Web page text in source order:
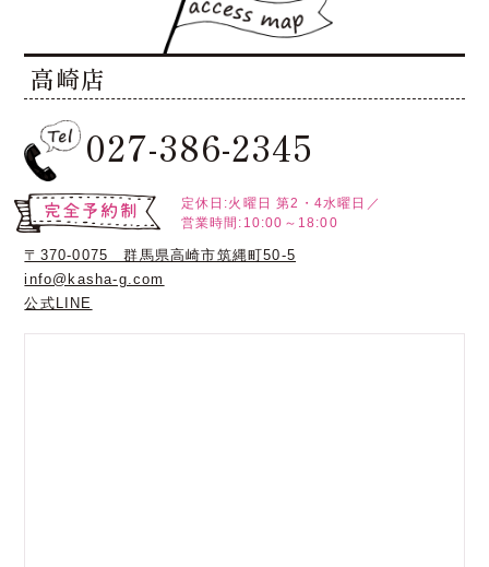
高崎店
027-386-2345
定休日:火曜日 第2・4水曜日／
営業時間:10:00～18:00
〒370-0075 群馬県高崎市筑縄町50-5
info@kasha-g.com
公式LINE